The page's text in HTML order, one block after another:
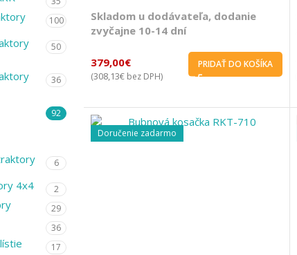
100
50
36
92
6
4x4 2
29
36
17
Skladom u dodávateľa, dodanie
zvyčajne 10-14 dní
379,00€
(308,13€ bez DPH)
PRIDAŤ DO KOŠÍKA
Doručenie zadarmo